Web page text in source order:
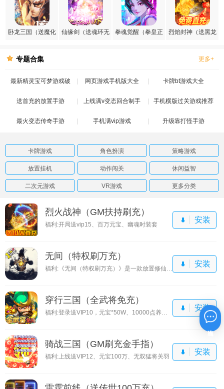
卧龙三国（送魔化
仙缘剑（送魂环无
拳魂觉醒（拳皇正
烈焰封神（送黑龙
专题合集 更多+
最新精灵宝可梦游戏破
解版
网页游戏手机版大全 卡牌bt游戏大全
送首充的放置手游 上线满v变态回合制手
游
手机横版过关游戏推荐
最火变态传奇手游 手机满vip游戏 升级靠打怪手游
卡牌游戏 角色扮演 策略游戏
放置挂机 动作闯关 休闲益智
二次元游戏 VR游戏 更多分类
烈火战神（GM扶持刷充）
福利:开局送vip15、百万元宝、幽魂时装套
安装
无间（特权刷万充）
安装
穿行三国（全武将免充）
安装
骑战三国（GM刷充金手指）
福利:上线送VIP12、元宝100万、无双猛将关羽
安装